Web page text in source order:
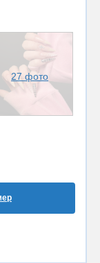
27 фото